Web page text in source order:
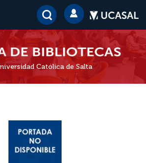
Católica de Salta